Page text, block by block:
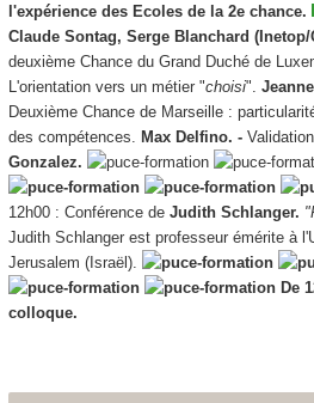
l'expérience des Ecoles de la 2e chance.
Claude Sontag, Serge Blanchard (Inetop/
deuxième Chance du Grand Duché de
L'orientation vers un métier "choisi".
Deuxième Chance de Marseille :
des compétences.
Max Delfino. -
Gonzalez.
12h00 : Conférence de Judith Schlanger.
Judith Schlanger est professeur émérite à
Jerusalem (Israël).
De
colloque.